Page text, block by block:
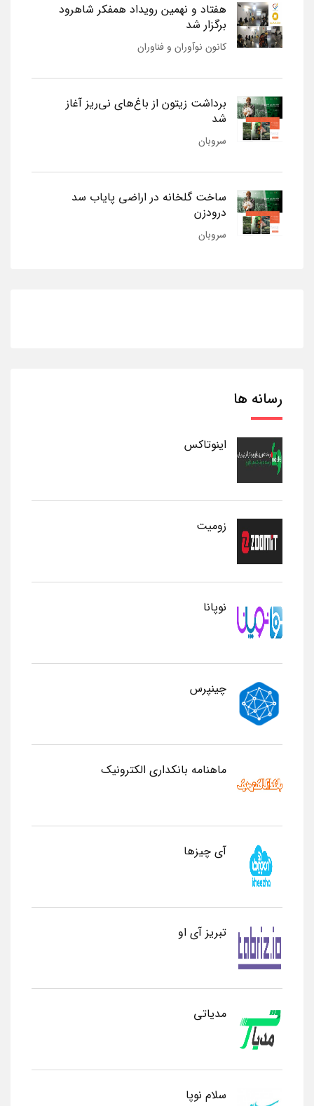
هفتاد و نهمین رویداد همفکر شاهرود
برگزار شد
کانون نوآوران و فناوران
برداشت زیتون از باغ‌های نی‌ریز آغاز
شد
سروبان
ساخت گلخانه در اراضی پایاب سد
درودزن
سروبان
رسانه ها
اینوتاکس
زومیت
نوپانا
چینپرس
ماهنامه بانکداری الکترونیک
آی چیزها
تبریز آی او
مدیاتی
سلام نوپا